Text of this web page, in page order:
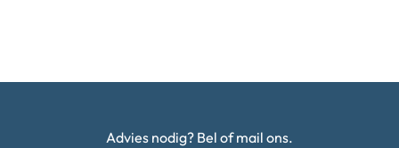
Advies nodig? Bel of mail ons.